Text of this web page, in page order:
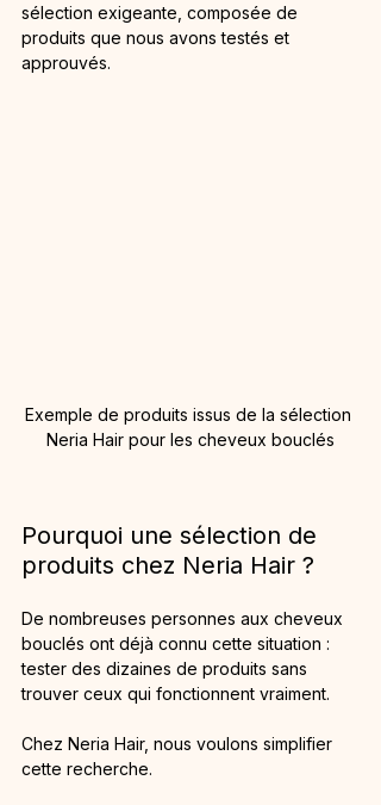
sélection exigeante, composée de
produits que nous avons testés et
approuvés.
Exemple de produits issus de la sélection
Neria Hair pour les cheveux bouclés
Pourquoi une sélection de
produits chez Neria Hair ?
De nombreuses personnes aux cheveux
bouclés ont déjà connu cette situation :
tester des dizaines de produits sans
trouver ceux qui fonctionnent vraiment.
Chez Neria Hair, nous voulons simplifier
cette recherche.